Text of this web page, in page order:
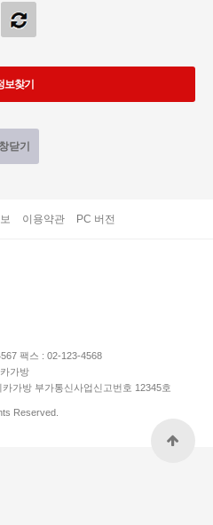
창닫기
이용약관 PC 버전
팩스 : 02-123-4568
가방
카가방 부가통신사업신고번호 12345호
Reserved.